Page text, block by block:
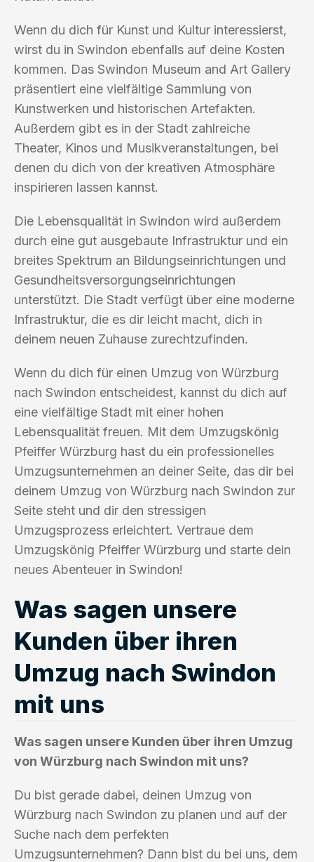
Wenn du dich für Kunst und Kultur interessierst,
wirst du in Swindon ebenfalls auf deine Kosten
kommen. Das Swindon Museum and Art Gallery
präsentiert eine vielfältige Sammlung von
Kunstwerken und historischen Artefakten.
Außerdem gibt es in der Stadt zahlreiche
Theater, Kinos und Musikveranstaltungen, bei
denen du dich von der kreativen Atmosphäre
inspirieren lassen kannst.
Die Lebensqualität in Swindon wird außerdem
durch eine gut ausgebaute Infrastruktur und ein
breites Spektrum an Bildungseinrichtungen und
Gesundheitsversorgungseinrichtungen
unterstützt. Die Stadt verfügt über eine moderne
Infrastruktur, die es dir leicht macht, dich in
deinem neuen Zuhause zurechtzufinden.
Wenn du dich für einen Umzug von Würzburg
nach Swindon entscheidest, kannst du dich auf
eine vielfältige Stadt mit einer hohen
Lebensqualität freuen. Mit dem Umzugskönig
Pfeiffer Würzburg hast du ein professionelles
Umzugsunternehmen an deiner Seite, das dir bei
deinem Umzug von Würzburg nach Swindon zur
Seite steht und dir den stressigen
Umzugsprozess erleichtert. Vertraue dem
Umzugskönig Pfeiffer Würzburg und starte dein
neues Abenteuer in Swindon!
Was sagen unsere
Kunden über ihren
Umzug nach Swindon
mit uns
Was sagen unsere Kunden über ihren Umzug
von Würzburg nach Swindon mit uns?
Du bist gerade dabei, deinen Umzug von
Würzburg nach Swindon zu planen und auf der
Suche nach dem perfekten
Umzugsunternehmen? Dann bist du bei uns, dem